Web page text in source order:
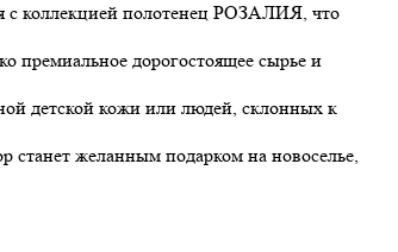
с коллекцией полотенец РОЗАЛИЯ, что
премиальное дорогостоящее сырье и
детской кожи или людей, склонных к
станет желанным подарком на новоселье,